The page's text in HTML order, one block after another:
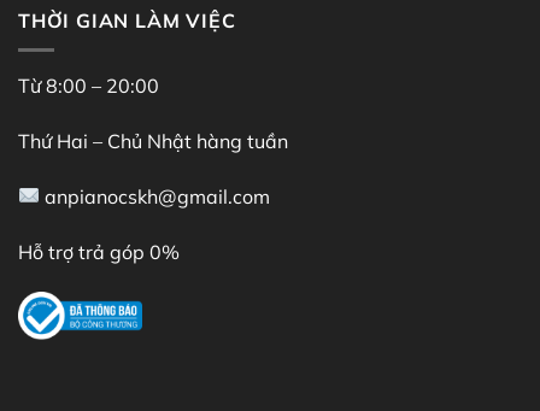
THỜI GIAN LÀM VIỆC
Từ 8:00 – 20:00
Thứ Hai – Chủ Nhật hàng tuần
anpianocskh@gmail.com
Hỗ trợ trả góp 0%